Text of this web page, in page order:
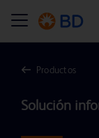
Productos
Solución